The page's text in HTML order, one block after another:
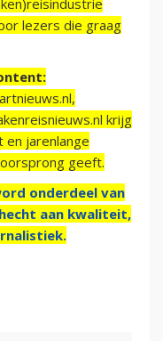
lezers die graag
krijg
jarenlange
geeft.
onderdeel van
aan kwaliteit,